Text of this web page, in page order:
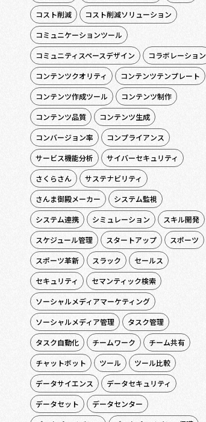
コスト削減
コスト削減ソリューション
コミュニケーションツール
コミュニティスペースデザイン
コラボレーション
コンテンツクオリティ
コンテンツテンプレート
コンテンツ作成ツール
コンテンツ制作
コンテンツ品質
コンテンツ生成
コンバージョン率
コンプライアンス
サービス機能分析
サイバーセキュリティ
さくらさん
サステナビリティ
さんま御殿メーカー
システム監視
システム連携
シミュレーション
スキル開発
スケジュール管理
スタートアップ
スポーツ
スポーツ革新
スラック
セールス
セキュリティ
セマンティック検索
ソーシャルメディアマーケティング
ソーシャルメディア管理
タスク管理
タスク自動化
チームワーク
チーム共有
チャットボット
ツール
ツール比較
データサイエンス
データセキュリティ
データセット
データセンター